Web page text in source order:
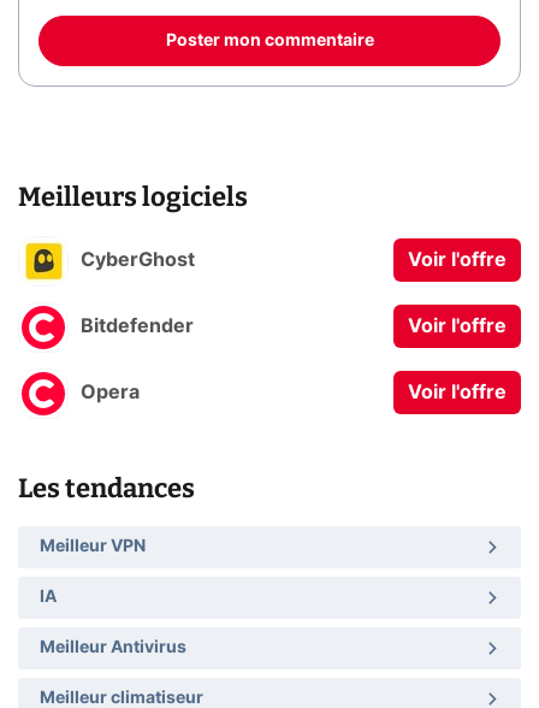
Poster mon commentaire
Meilleurs logiciels
CyberGhost Voir l'offre
Bitdefender Voir l'offre
Opera Voir l'offre
Les tendances
Meilleur VPN
IA
Meilleur Antivirus
Meilleur climatiseur